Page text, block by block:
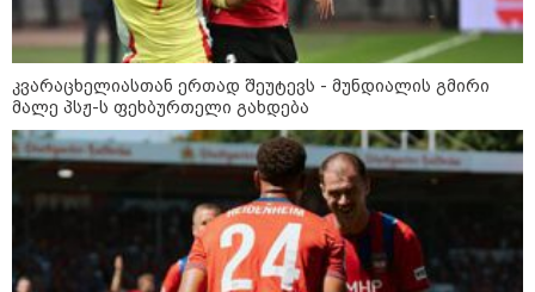
09:12 / 05-08-2026
14 გარდაცვლილი, 22
დაშავებული, მასშტაბური
ხანძარი - რუსეთმა კიევზე
იერიში ბალისტიკური
რაკეტებით მიიტანა
14:13 / 04-08-2026
მორიგი თავდასხმა რუსეთში,
ნავთობგადამამუშავებელ
ქარხანაზე - რა დეტალებია
ცნობილი
კვარაცხელიასთან ერთად შეუტევს - მუნდიალის გმირი
მალე პსჟ-ს ფეხბურთელი გახდება